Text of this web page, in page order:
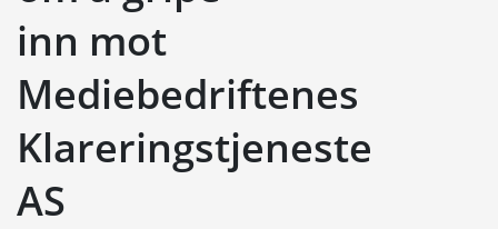
inn mot
Mediebedriftenes
Klareringstjeneste
AS